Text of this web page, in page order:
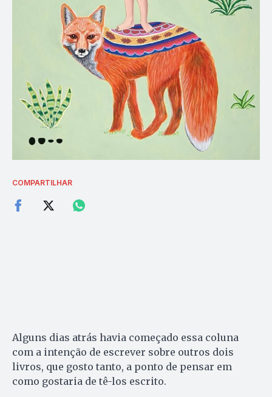
COMPARTILHAR
Alguns dias atrás havia começado essa coluna
com a intenção de escrever sobre outros dois
livros, que gosto tanto, a ponto de pensar em
como gostaria de tê-los escrito.